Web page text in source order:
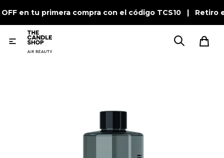
en tu primera compra con el código TCS10 |
